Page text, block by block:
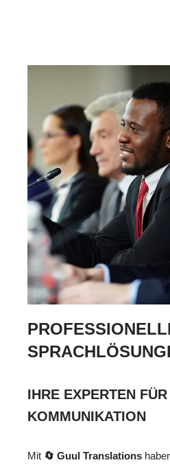
IHRE EXPERTEN FÜR
KOMMUNIKATION
Mit 🔄 Guul Translations